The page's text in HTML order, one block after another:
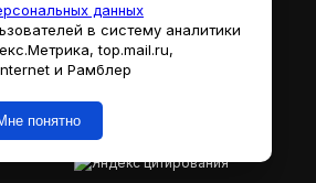
АфишаКино
reklama@mediaryazan.ru
данных
в систему аналитики
top.mail.ru,
и Рамблер
понятно